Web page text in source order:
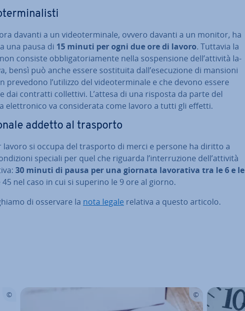
davanti a un vi­deo­ter­mi­na­le, ovvero davanti a un monitor, ha
una pausa di 15 minuti per ogni due ore di lavoro. Tuttavia la
consiste ob­bli­ga­to­ria­men­te nella so­spen­sio­ne dell’attività la­
bensì può anche essere so­sti­tui­ta dall’ese­cu­zio­ne di mansioni
prevedono l’utilizzo del vi­deo­ter­mi­na­le e che devono essere
dai contratti col­let­ti­vi. L’attesa di una risposta da parte del
elet­tro­ni­co va con­si­de­ra­ta come lavoro a tutti gli effetti.
addetto al trasporto
lavoro si occupa del trasporto di merci e persone ha diritto a
speciali per quel che riguarda l’in­ter­ru­zio­ne dell’attività
30 minuti di pausa per una giornata la­vo­ra­ti­va tra le 6 e le
45 nel caso in cui si superino le 9 ore al giorno.
di osservare la nota legale relativa a questo articolo.